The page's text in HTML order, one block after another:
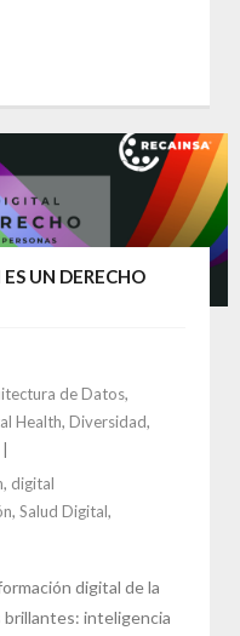
UN DERECHO
de Datos,
Health, Diversidad,
, digital
, Salud Digital,
digital de la
brillantes: inteligencia